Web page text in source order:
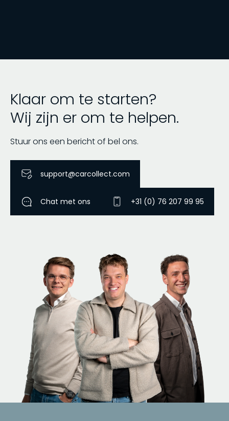
Klaar om te starten?
Wij zijn er om te helpen.
Stuur ons een bericht of bel ons.
support@carcollect.com
Chat met ons +31 (0) 76 207 99 95